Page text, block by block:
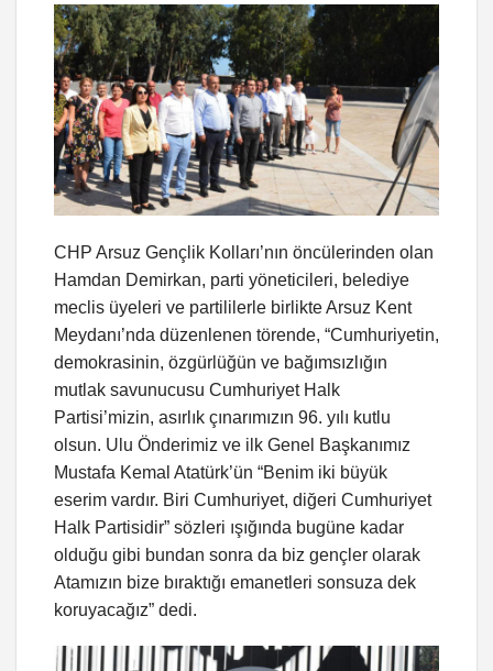
CHP Arsuz Gençlik Kolları’nın öncülerinden olan
Hamdan Demirkan, parti yöneticileri, belediye
meclis üyeleri ve partililerle birlikte Arsuz Kent
Meydanı’nda düzenlenen törende, “Cumhuriyetin,
demokrasinin, özgürlüğün ve bağımsızlığın
mutlak savunucusu Cumhuriyet Halk
Partisi’mizin, asırlık çınarımızın 96. yılı kutlu
olsun. Ulu Önderimiz ve ilk Genel Başkanımız
Mustafa Kemal Atatürk’ün “Benim iki büyük
eserim vardır. Biri Cumhuriyet, diğeri Cumhuriyet
Halk Partisidir” sözleri ışığında bugüne kadar
olduğu gibi bundan sonra da biz gençler olarak
Atamızın bize bıraktığı emanetleri sonsuza dek
koruyacağız” dedi.